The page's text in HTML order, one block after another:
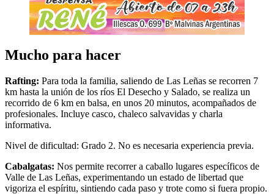
Mucho para hacer
Rafting: Para toda la familia, saliendo de Las Leñas se recorren 7
km hasta la unión de los ríos El Desecho y Salado, se realiza un
recorrido de 6 km en balsa, en unos 20 minutos, acompañados de
profesionales. Incluye casco, chaleco salvavidas y charla
informativa.
Nivel de dificultad: Grado 2. No es necesaria experiencia previa.
Cabalgatas: Nos permite recorrer a caballo lugares específicos de
Valle de Las Leñas, experimentando un estado de libertad que
vigoriza el espíritu, sintiendo cada paso y trote como si fuera propio.